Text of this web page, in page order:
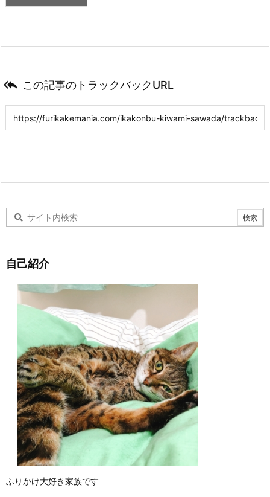
 この記事のトラックバックURL
自己紹介
ふりかけ大好き家族です